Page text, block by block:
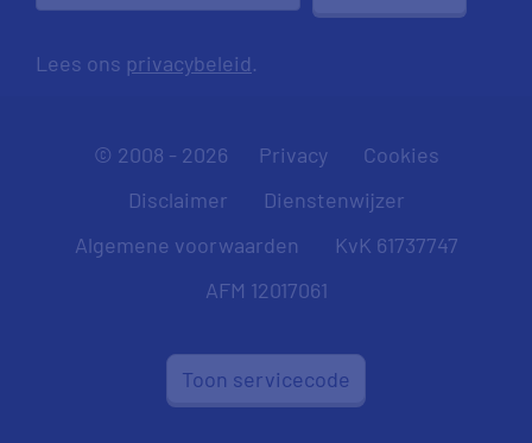
Lees ons privacybeleid.
© 2008 - 2026 Privacy
Cookies
Disclaimer
Dienstenwijzer
Algemene voorwaarden
KvK 61737747
AFM 12017061
Toon servicecode